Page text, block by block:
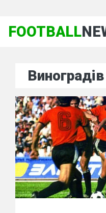
FOOTBALL
Виноградів